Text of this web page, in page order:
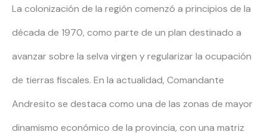
La colonización de la región comenzó a principios de la
década de 1970, como parte de un plan destinado a
avanzar sobre la selva virgen y regularizar la ocupación
de tierras fiscales. En la actualidad, Comandante
Andresito se destaca como una de las zonas de mayor
dinamismo económico de la provincia, con una matriz